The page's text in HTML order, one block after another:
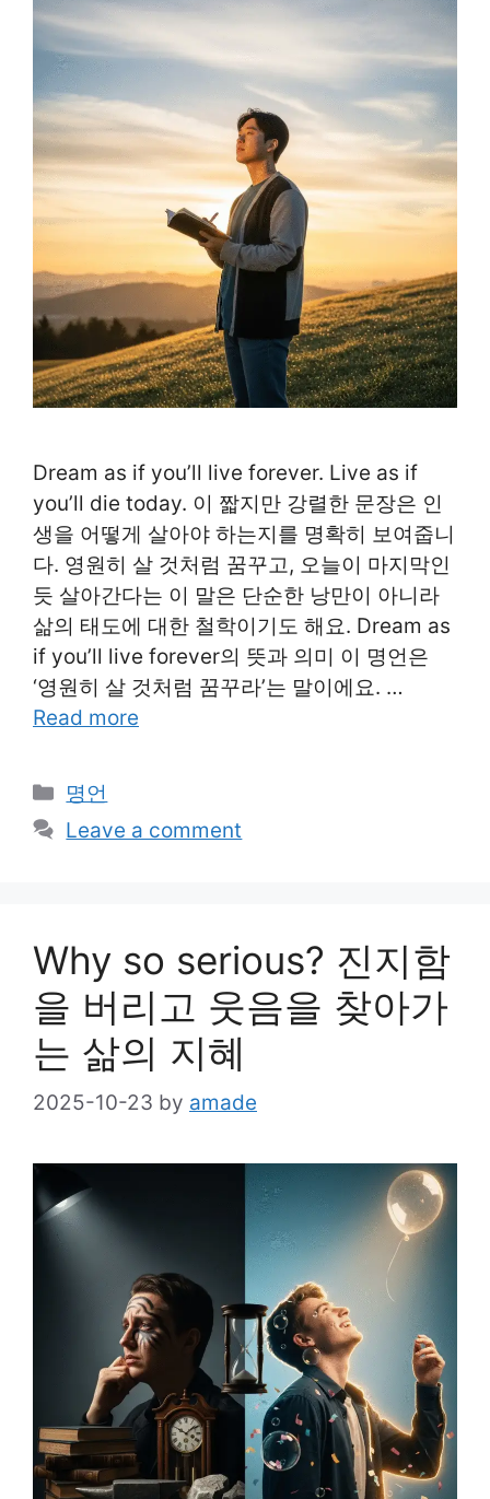
Dream as if you’ll live forever. Live as if
you’ll die today. 이 짧지만 강렬한 문장은 인
생을 어떻게 살아야 하는지를 명확히 보여줍니
다. 영원히 살 것처럼 꿈꾸고, 오늘이 마지막인
듯 살아간다는 이 말은 단순한 낭만이 아니라
삶의 태도에 대한 철학이기도 해요. Dream as
if you’ll live forever의 뜻과 의미 이 명언은
‘영원히 살 것처럼 꿈꾸라’는 말이에요. …
Read more
Categories
명언
Leave a comment
Why so serious? 진지함
을 버리고 웃음을 찾아가
는 삶의 지혜
2025-10-23 by amade